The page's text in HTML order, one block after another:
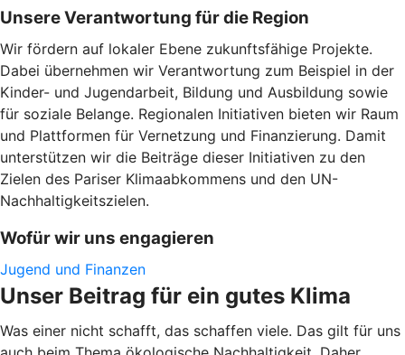
Unsere Verantwortung für die Region
Wir fördern auf lokaler Ebene zukunftsfähige Projekte.
Dabei übernehmen wir Verantwortung zum Beispiel in der
Kinder- und Jugendarbeit, Bildung und Ausbildung sowie
für soziale Belange. Regionalen Initiativen bieten wir Raum
und Plattformen für Vernetzung und Finanzierung. Damit
unterstützen wir die Beiträge dieser Initiativen zu den
Zielen des Pariser Klimaabkommens und den UN-
Nachhaltigkeitszielen.
Wofür wir uns engagieren
Jugend und Finanzen
Unser Beitrag für ein gutes Klima
Was einer nicht schafft, das schaffen viele. Das gilt für uns